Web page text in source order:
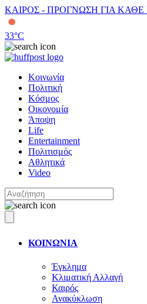
ΚΑΙΡΟΣ - ΠΡΟΓΝΩΣΗ ΓΙΑ
33°C
Κοινωνία
Πολιτική
Κόσμος
Οικονομία
Άποψη
Life
Entertainment
Πολιτισμός
Αθλητικά
Video
ΚΟΙΝΩΝΙΑ
Έγκλημα
Κλιματική Αλλαγή
Καιρός
Ανακύκλωση